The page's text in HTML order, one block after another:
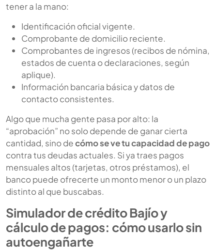
tener a la mano:
Identificación oficial vigente.
Comprobante de domicilio reciente.
Comprobantes de ingresos (recibos de nómina,
estados de cuenta o declaraciones, según
aplique).
Información bancaria básica y datos de
contacto consistentes.
Algo que mucha gente pasa por alto: la
“aprobación” no solo depende de ganar cierta
cantidad, sino decómo se ve tu capacidad de pago
contra tus deudas actuales. Si ya traes pagos
mensuales altos (tarjetas, otros préstamos), el
banco puede ofrecerte un monto menor o un plazo
distinto al que buscabas.
Simulador de crédito Bajío y
cálculo de pagos: cómo usarlo sin
autoengañarte